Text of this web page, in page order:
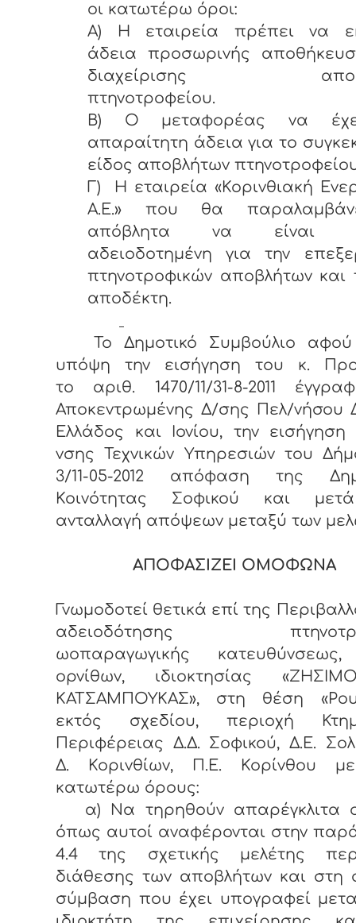
οι κατωτέρω όροι:
Α) Η εταιρεία πρέπει να
άδεια προσωρινής
διαχείρισης
πτηνοτροφείου.
Β) Ο μεταφορέας να
απαραίτητη άδεια για το
είδος αποβλήτων
Γ) Η εταιρεία «Κορινθιακή
Α.Ε.» που θα
απόβλητα να είναι
αδειοδοτημένη για την
πτηνοτροφικών αποβλήτων και
αποδέκτη.
Το Δημοτικό Συμβούλιο
υπόψη την εισήγηση του κ.
το αριθ. 1470/11/31-8-2011
Αποκεντρωμένης Δ/σης Πελ/νήσου
Ελλάδος και Ιονίου, την
νσης Τεχνικών Υπηρεσιών του
3/11-05-2012 απόφαση της
Κοινότητας Σοφικού και
ανταλλαγή απόψεων μεταξύ των
ΑΠΟΦΑΣΙΖΕΙ ΟΜΟΦΩΝΑ
Γνωμοδοτεί θετικά επί της
αδειοδότησης
ωοπαραγωγικής κατευθύνσεως,
ορνίθων, ιδιοκτησίας
ΚΑΤΣΑΜΠΟΥΚΑΣ», στη θέση
εκτός σχεδίου, περιοχή
Περιφέρειας Δ.Δ. Σοφικού, Δ.Ε.
Δ. Κορινθίων, Π.Ε. Κορίνθου
κατωτέρω όρους:
α) Να τηρηθούν απαρέγκλιτα
όπως αυτοί αναφέρονται στην
4.4 της σχετικής μελέτης
διάθεσης των αποβλήτων και στη
σύμβαση που έχει υπογραφεί